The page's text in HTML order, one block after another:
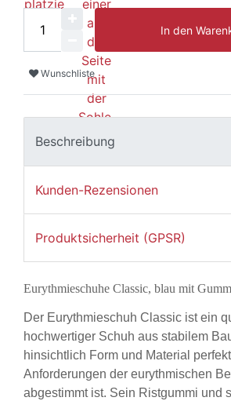
In den
Wunschliste
Beschreibung
Kunden-Rezensionen
Produktsicherheit (GPSR)
Eurythmieschuhe Classic, blau mit
Der Eurythmieschuh Classic ist ein
hochwertiger Schuh aus stabilem
hinsichtlich Form und Material
Anforderungen der eurythmischen
abgestimmt ist. Sein Ristgummi und